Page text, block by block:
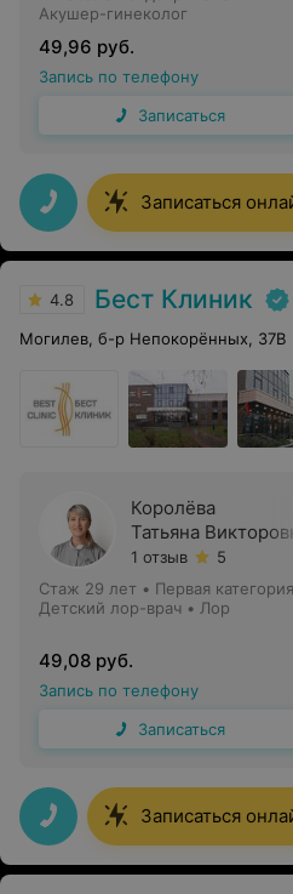
Акушер-гинеколог
49,96 руб.
Запись по телефону
Записаться
Записаться
4.8 Бест Клиник
Могилев, б-р Непокорённых, 37В
Королёва
Татьяна
1 отзыв
5
Стаж 29 лет • Первая категория
Детский лор-врач • Лор
49,08 руб.
Запись по телефону
Записаться
Записаться